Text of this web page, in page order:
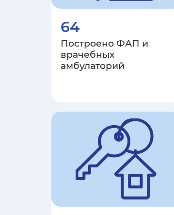
64
Построено ФАП и
врачебных
амбулаторий